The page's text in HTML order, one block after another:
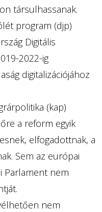
társulhassanak.
program (djp)
Digitális
2022-ig
digitalizációjához
(kap)
a reform egyik
elfogadottnak, a
Sem az európai
Parlament nem
nem